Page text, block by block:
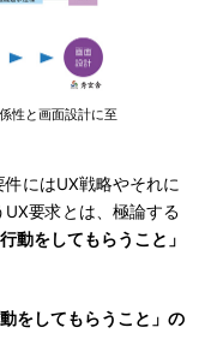
性と画面設計に至
にはUX戦略やそれに
要求とは、極論する
動をしてもらうこと」
をしてもらうこと」の